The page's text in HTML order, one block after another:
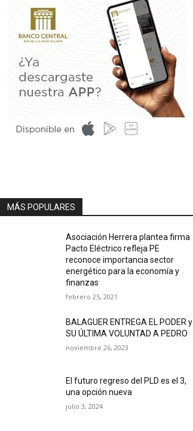
MÁS POPULARES
Asociación Herrera plantea firma
Pacto Eléctrico refleja PE
reconoce importancia sector
energético para la economía y
finanzas
febrero 25, 2021
BALAGUER ENTREGA EL PODER y
SU ÚLTIMA VOLUNTAD A PEDRO
noviembre 26, 2023
El futuro regreso del PLD es el 3,
una opción nueva
julio 3, 2024